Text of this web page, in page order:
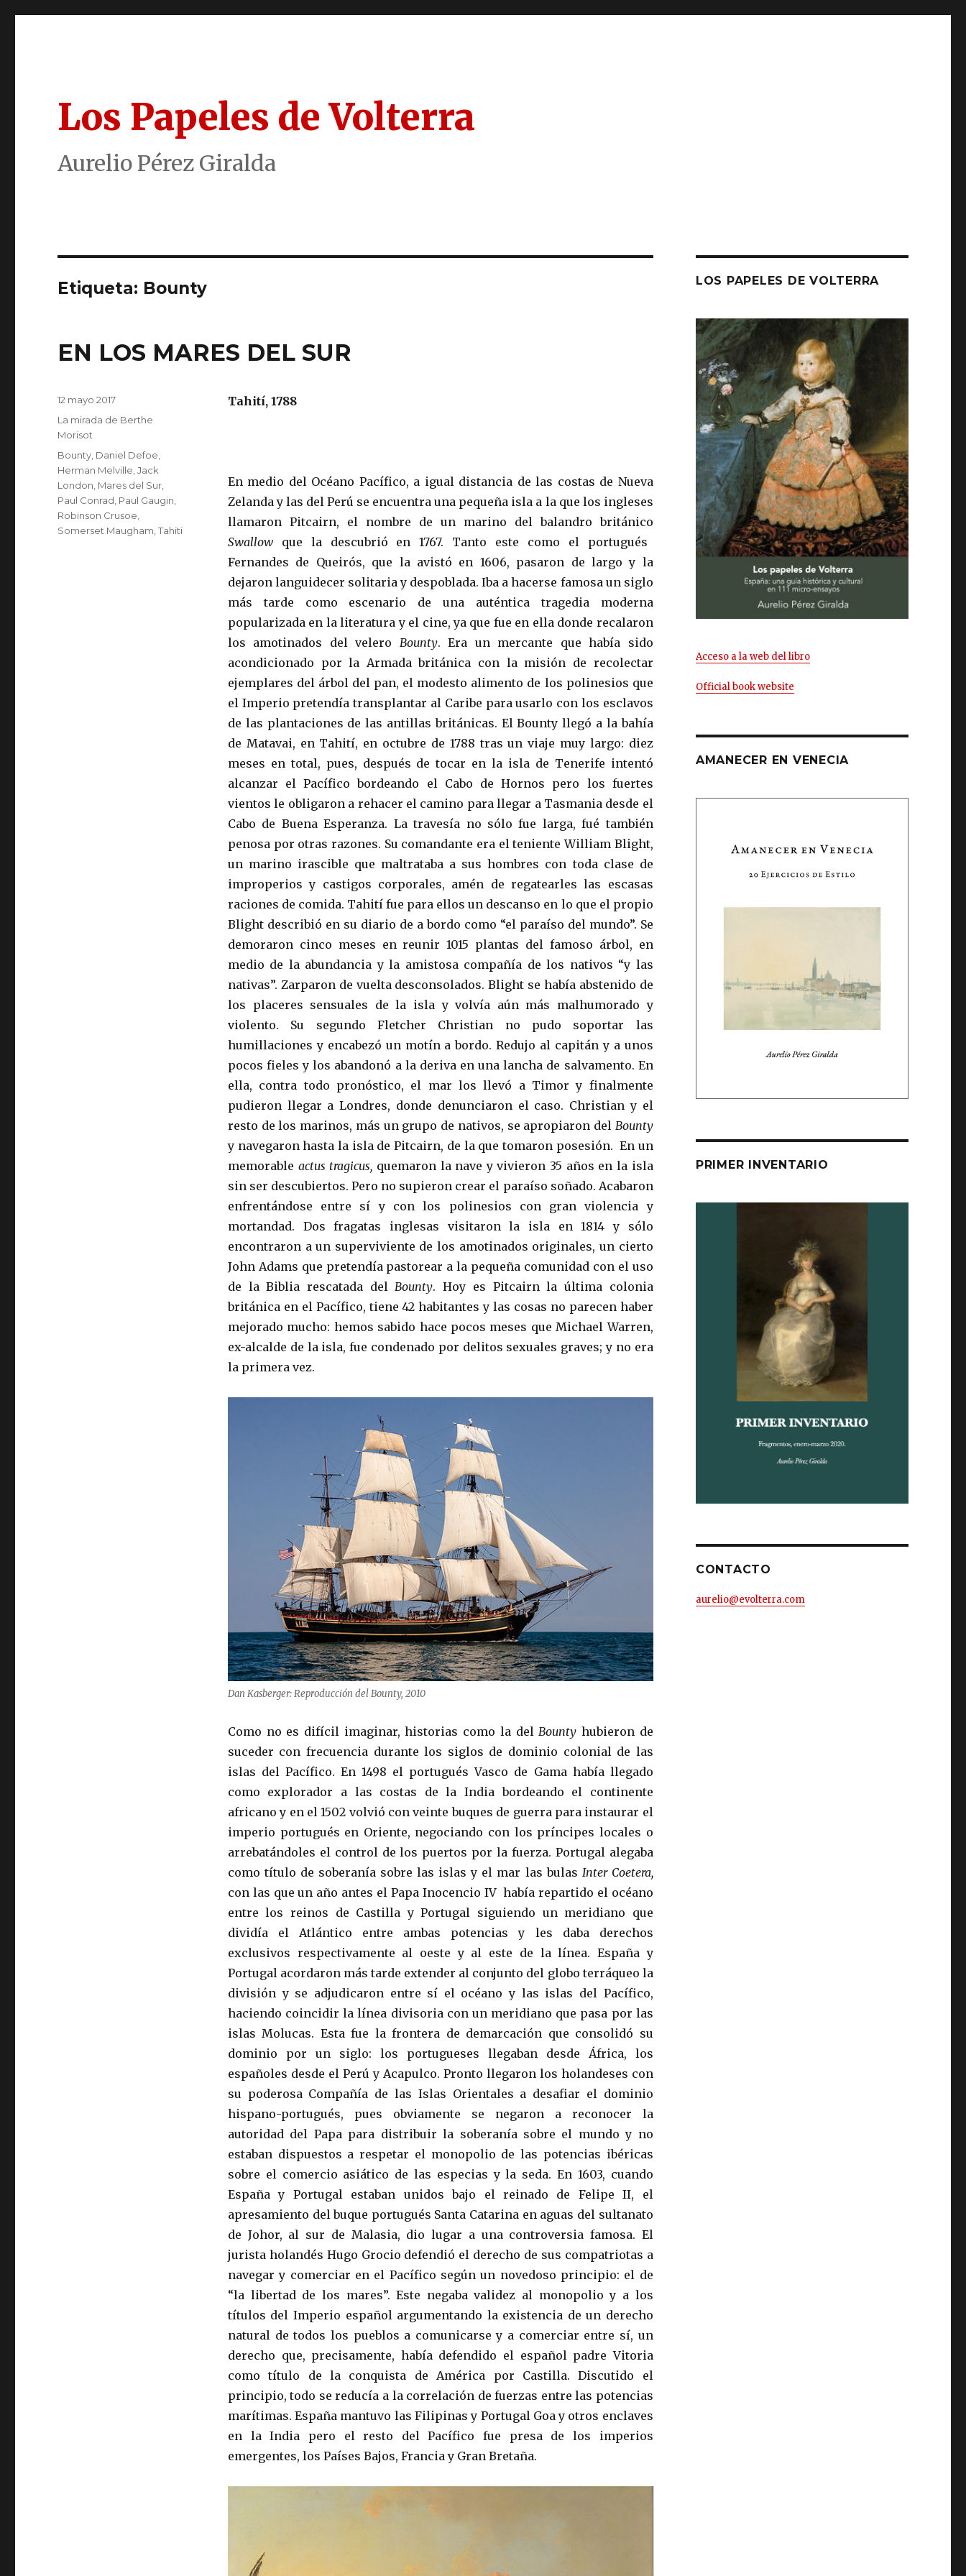
Los Papeles de Volterra
Aurelio Pérez Giralda
Etiqueta: Bounty
EN LOS MARES DEL SUR
Tahití, 1788
En medio del Océano Pacífico, a igual distancia de las costas de Nueva
Zelanda y las del Perú se encuentra una pequeña isla a la que los ingleses
llamaron Pitcairn, el nombre de un marino del balandro británico
Swallowque la descubrió en 1767. Tanto este como el portugués
Fernandes de Queirós, que la avistó en 1606, pasaron de largo y la
dejaron languidecer solitaria y despoblada. Iba a hacerse famosa un siglo
más tarde como escenario de una auténtica tragedia moderna
popularizada en la literatura y el cine, ya que fue en ella donde recalaron
los amotinados del velero Bounty. Era un mercante que había sido
acondicionado por la Armada británica con la misión de recolectar
ejemplares del árbol del pan, el modesto alimento de los polinesios que
el Imperio pretendía transplantar al Caribe para usarlo con los esclavos
de las plantaciones de las antillas británicas. El Bounty llegó a la bahía
de Matavai, en Tahití, en octubre de 1788 tras un viaje muy largo: diez
meses en total, pues, después de tocar en la isla de Tenerife intentó
alcanzar el Pacífico bordeando el Cabo de Hornos pero los fuertes
vientos le obligaron a rehacer el camino para llegar a Tasmania desde el
Cabo de Buena Esperanza. La travesía no sólo fue larga, fué también
penosa por otras razones. Su comandante era el teniente William Blight,
un marino irascible que maltrataba a sus hombres con toda clase de
improperios y castigos corporales, amén de regatearles las escasas
raciones de comida. Tahití fue para ellos un descanso en lo que el propio
Blight describió en su diario de a bordo como “el paraíso del mundo”. Se
demoraron cinco meses en reunir 1015 plantas del famoso árbol, en
medio de la abundancia y la amistosa compañía de los nativos “y las
nativas”. Zarparon de vuelta desconsolados. Blight se había abstenido de
los placeres sensuales de la isla y volvía aún más malhumorado y
violento. Su segundo Fletcher Christian no pudo soportar las
humillaciones y encabezó un motín a bordo. Redujo al capitán y a unos
pocos fieles y los abandonó a la deriva en una lancha de salvamento. En
ella, contra todo pronóstico, el mar los llevó a Timor y finalmente
pudieron llegar a Londres, donde denunciaron el caso. Christian y el
resto de los marinos, más un grupo de nativos, se apropiaron del Bounty
y navegaron hasta la isla de Pitcairn, de la que tomaron posesión. En un
memorable actus tragicus, quemaron la nave y vivieron 35 años en la isla
sin ser descubiertos. Pero no supieron crear el paraíso soñado. Acabaron
enfrentándose entre sí y con los polinesios con gran violencia y
mortandad. Dos fragatas inglesas visitaron la isla en 1814 y sólo
encontraron a un superviviente de los amotinados originales, un cierto
John Adams que pretendía pastorear a la pequeña comunidad con el uso
de la Biblia rescatada del Bounty. Hoy es Pitcairn la última colonia
británica en el Pacífico, tiene 42 habitantes y las cosas no parecen haber
mejorado mucho: hemos sabido hace pocos meses que Michael Warren,
ex-alcalde de la isla, fue condenado por delitos sexuales graves; y no era
la primera vez.
Dan Kasberger: Reproducción del Bounty, 2010
Como no es difícil imaginar, historias como la del Bounty hubieron de
suceder con frecuencia durante los siglos de dominio colonial de las
islas del Pacífico. En 1498 el portugués Vasco de Gama había llegado
como explorador a las costas de la India bordeando el continente
africano y en el 1502 volvió con veinte buques de guerra para instaurar el
imperio portugués en Oriente, negociando con los príncipes locales o
arrebatándoles el control de los puertos por la fuerza. Portugal alegaba
como título de soberanía sobre las islas y el mar las bulas Inter Coetera,
con las que un año antes el Papa Inocencio IV había repartido el océano
entre los reinos de Castilla y Portugal siguiendo un meridiano que
dividía el Atlántico entre ambas potencias y les daba derechos
exclusivos respectivamente al oeste y al este de la línea. España y
Portugal acordaron más tarde extender al conjunto del globo terráqueo la
división y se adjudicaron entre sí el océano y las islas del Pacífico,
haciendo coincidir la línea divisoria con un meridiano que pasa por las
islas Molucas. Esta fue la frontera de demarcación que consolidó su
dominio por un siglo: los portugueses llegaban desde África, los
españoles desde el Perú y Acapulco. Pronto llegaron los holandeses con
su poderosa Compañía de las Islas Orientales a desafiar el dominio
hispano-portugués, pues obviamente se negaron a reconocer la
autoridad del Papa para distribuir la soberanía sobre el mundo y no
estaban dispuestos a respetar el monopolio de las potencias ibéricas
sobre el comercio asiático de las especias y la seda. En 1603, cuando
España y Portugal estaban unidos bajo el reinado de Felipe II, el
apresamiento del buque portugués Santa Catarina en aguas del sultanato
de Johor, al sur de Malasia, dio lugar a una controversia famosa. El
jurista holandés Hugo Grocio defendió el derecho de sus compatriotas a
navegar y comerciar en el Pacífico según un novedoso principio: el de
“la libertad de los mares”. Este negaba validez al monopolio y a los
títulos del Imperio español argumentando la existencia de un derecho
natural de todos los pueblos a comunicarse y a comerciar entre sí, un
derecho que, precisamente, había defendido el español padre Vitoria
como título de la conquista de América por Castilla. Discutido el
principio, todo se reducía a la correlación de fuerzas entre las potencias
marítimas. España mantuvo las Filipinas y Portugal Goa y otros enclaves
en la India pero el resto del Pacífico fue presa de los imperios
emergentes, los Países Bajos, Francia y Gran Bretaña.
Publicado
12 mayo 2017
Categorías
La mirada de Berthe
Morisot
Etiquetas
Bounty Daniel Defoe
Herman Melville ,Jack
London Mares del Sur
Paul Conrad Paul Gaugin
Robinson Crusoe
Somerset Maugham ,Tahiti
LOS PAPELES DE VOLTERRA
Acceso a la web del libro
Official book website
AMANECER EN VENECIA
PRIMER INVENTARIO
CONTACTO
aurelio@evolterra.com